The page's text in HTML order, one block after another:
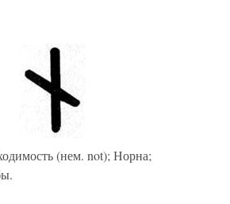
(нем. not); Норна;